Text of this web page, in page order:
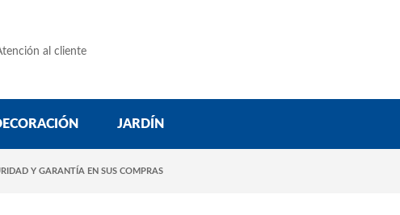
al cliente
JARDÍN
Y GARANTÍA EN SUS COMPRAS